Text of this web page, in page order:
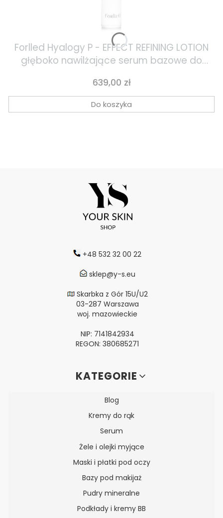
Forlled Hyalogy P - EFFECT REFINING LOTION
głęboko nawilżające serum bazowe do
Cena
639,00 zł
Do koszyka
+48 532 32 00 22
sklep@y-s.eu
Skarbka z Gór 15U/U2
03-287 Warszawa
woj. mazowieckie
NIP: 7141842934
REGON: 380685271
Linki w stopceKATEGORIE
Blog
Kremy do rąk
Serum
Żele i olejki myjące
Maski i płatki pod oczy
Bazy pod makijaż
Pudry mineralne
Podkłady i kremy BB